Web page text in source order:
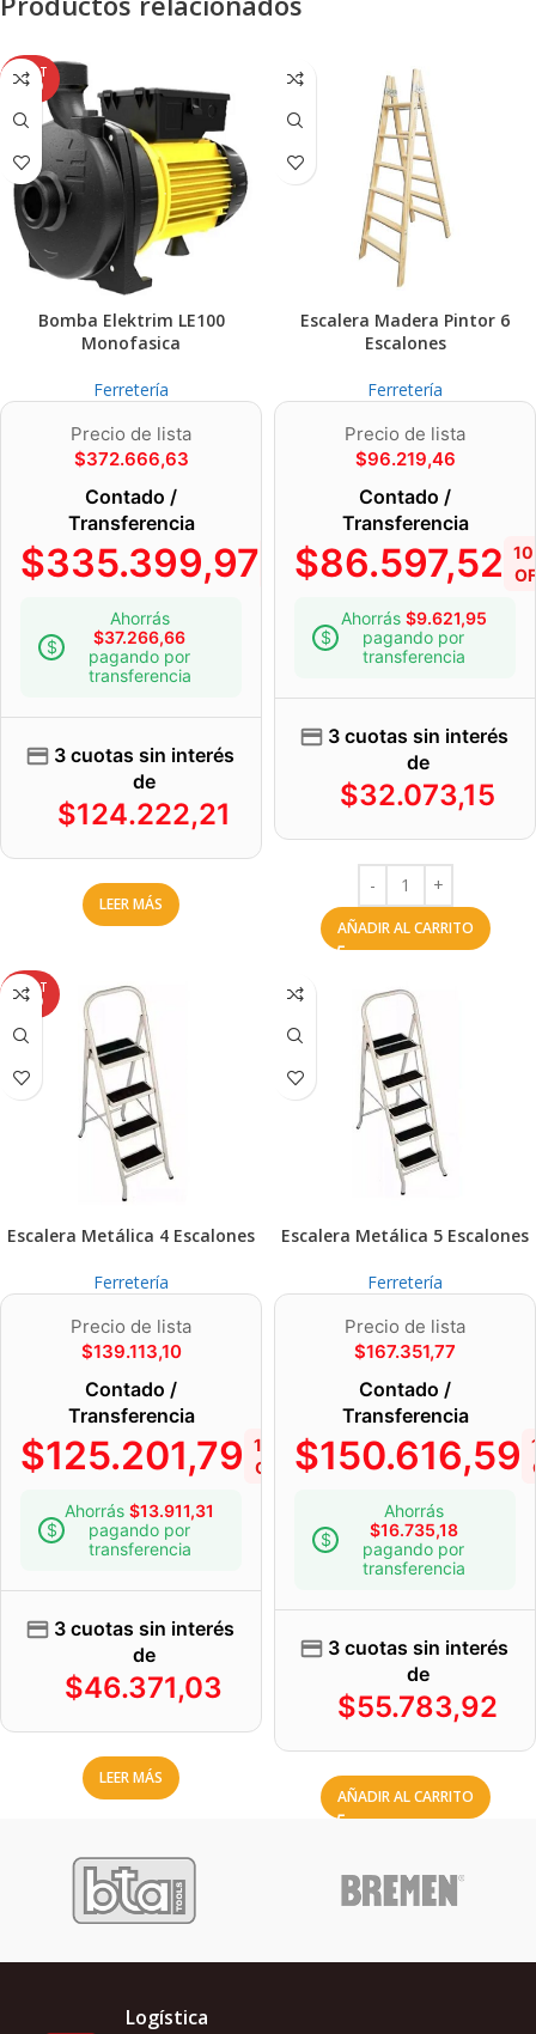
AGOT
ADO
Bomba Elektrim LE100
Monofasica
Ferretería
Precio de lista
$372.666,63
Contado /
Transferencia
$335.399,97
10%
OFF
Ahorrás
$37.266,66
pagando por
transferencia
3 cuotas sin interés
de
$124.222,21
LEER MÁS
Escalera Madera Pintor 6
Escalones
Ferretería
Precio de lista
$96.219,46
Contado /
Transferencia
$86.597,52
Ahorrás $9.621,95
pagando por
transferencia
3 cuotas sin interés
de
$32.073,15
AÑADIR AL CARRITO
AGOT
ADO
Escalera Metálica 4 Escalones
Ferretería
Precio de lista
$139.113,10
Contado /
Transferencia
$125.201,79 10%
OFF
Ahorrás $13.911,31
pagando por
transferencia
3 cuotas sin interés
de
$46.371,03
LEER MÁS
Escalera Metálica 5 Escalones
Ferretería
Precio de lista
$167.351,77
Contado /
Transferencia
$150.616,59
Ahorrás
$16.735,18
pagando por
transferencia
3 cuotas sin interés
de
$55.783,92
AÑADIR AL CARRITO
Logística